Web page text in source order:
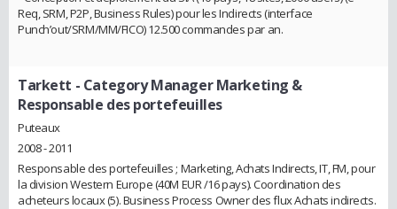
Req, SRM, P2P, Business Rules) pour les Indirects (interface
Punch’out/SRM/MM/FICO) 12.500 commandes par an.
Tarkett - Category Manager Marketing &
Responsable des portefeuilles
Puteaux
2008 - 2011
Responsable des portefeuilles ; Marketing, Achats Indirects, IT, FM, pour
la division Western Europe (40M EUR /16 pays). Coordination des
acheteurs locaux (5). Business Process Owner des flux Achats indirects.